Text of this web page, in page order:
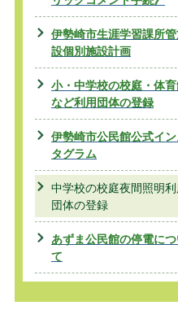
伊勢崎市生涯学習課所
設個別施設計画
小・中学校の校庭・体
など利用団体の登録
伊勢崎市公民館公式イン
タグラム
中学校の校庭夜間照明利
団体の登録
あずま公民館の停電に
て